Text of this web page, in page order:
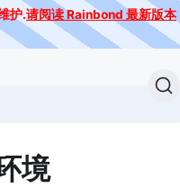
护.请阅读 Rainbond 最新版本
境